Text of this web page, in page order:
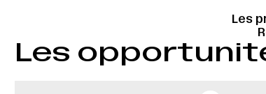
Les
Les